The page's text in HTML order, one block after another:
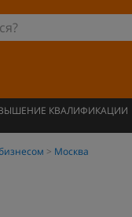
КВАЛИФИКАЦИИ
Москва